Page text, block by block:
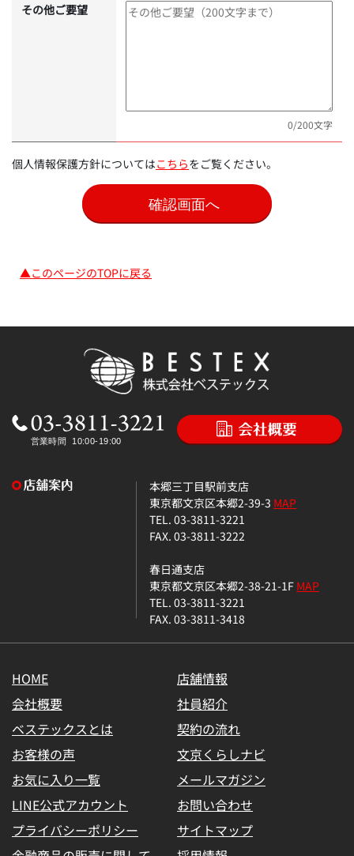
その他ご要望
0/200文字
個人情報保護方針についてはこちらをご覧ください。
▲このページのTOPに戻る
本郷三丁目駅前支店
東京都文京区本郷2-39-3 MAP
TEL. 03-3811-3221
FAX. 03-3811-3222
春日通支店
東京都文京区本郷2-38-21-1FMAP
TEL. 03-3811-3221
FAX. 03-3811-3418
HOME
店舗情報
会社概要
社員紹介
ベステックスとは
契約の流れ
お客様の声
文京くらしナビ
お気に入り一覧
メールマガジン
LINE公式アカウント
お問い合わせ
プライバシーポリシー
サイトマップ